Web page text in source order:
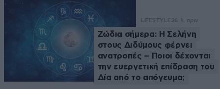
LIFESTYLE26 λ. πριν
Ζώδια σήμερα: Η Σελήνη
στους Διδύμους φέρνει
ανατροπές – Ποιοι δέχονται
την ευεργετική επίδραση του
Δία από το απόγευμα;